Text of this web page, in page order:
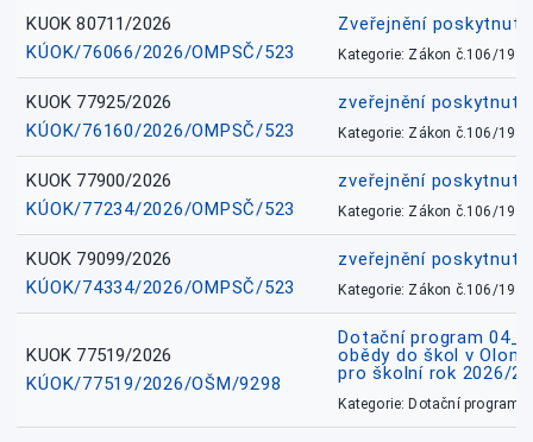
KUOK 80711/2026
KÚOK/76066/2026/OMPSČ/523
Zveřejnění
Kategorie: Zákon č.106/1999
KUOK 77925/2026
KÚOK/76160/2026/OMPSČ/523
zveřejnění
Kategorie: Zákon č.106/1999
KUOK 77900/2026
KÚOK/77234/2026/OMPSČ/523
zveřejnění
Kategorie: Zákon č.106/1999
KUOK 79099/2026
KÚOK/74334/2026/OMPSČ/523
zveřejnění
Kategorie: Zákon č.106/1999
KUOK 77519/2026
KÚOK/77519/2026/OŠM/9298
Dotační program
obědy do škol v
pro školní rok 2026/
Kategorie: Dotační